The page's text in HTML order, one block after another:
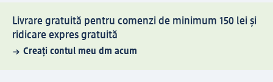
Livrare gratuită pentru comenzi de minimum 150 lei și
ridicare expres gratuită
Creați contul meu dm acum